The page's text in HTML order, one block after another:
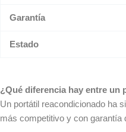
Garantía
Estado
¿Qué diferencia hay entre
Un portátil reacondicionado ha
más competitivo y con garantía